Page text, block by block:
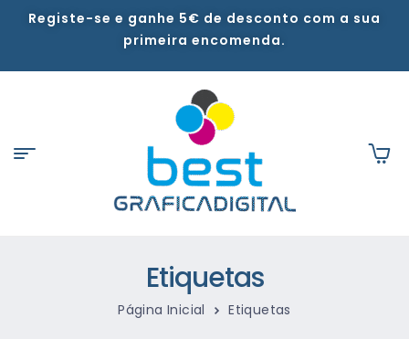
Registe-se e ganhe 5€ de desconto com a sua
primeira encomenda.
Etiquetas
Página Inicial Etiquetas